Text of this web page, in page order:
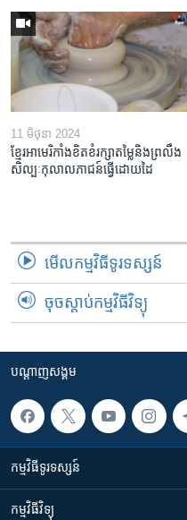
11 មិថុនា 2024
ខ្មែរ​អាមេរិកាំង​ខិតខំ​រក្សា​តម្លៃ​និង​ព្រលឹង​
សិល្បៈ​កុលាល​ភាជន៍​ធ្វើ​ដោយ​ដៃ
មើល​កម្មវិធី​ទូរទស្សន៍
ចុចស្តាប់កម្មវិធីវិទ្យុ
បណ្តាញ​សង្គម
កម្មវិធី​ទូរទស្សន៍
កម្មវិធី​វិទ្យុ